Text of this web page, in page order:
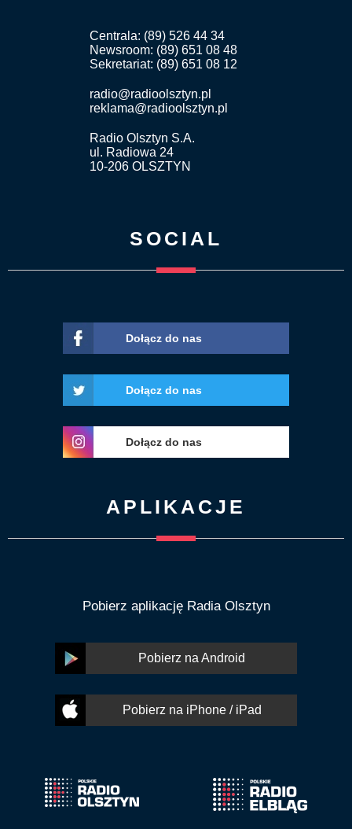
Centrala: (89) 526 44 34
Newsroom: (89) 651 08 48
Sekretariat: (89) 651 08 12
radio@radioolsztyn.pl
reklama@radioolsztyn.pl
Radio Olsztyn S.A.
ul. Radiowa 24
10-206 OLSZTYN
SOCIAL
Dołącz do nas
Dołącz do nas
Dołącz do nas
APLIKACJE
Pobierz aplikację Radia Olsztyn
Pobierz na Android
Pobierz na iPhone / iPad